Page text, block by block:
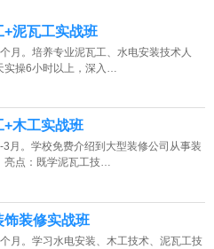
）报名:
）报名:
）报名:
）报名:【家电维修全能实战班】
）报名:
+泥瓦工实战班
月。培养专业泥瓦工、水电安装技术人
实操6小时以上，深入…
+木工实战班
3月。学校免费介绍到大型装修公司从事装
亮点：既学泥瓦工技…
饰装修实战班
月。学习水电安装、木工技术、泥瓦工技